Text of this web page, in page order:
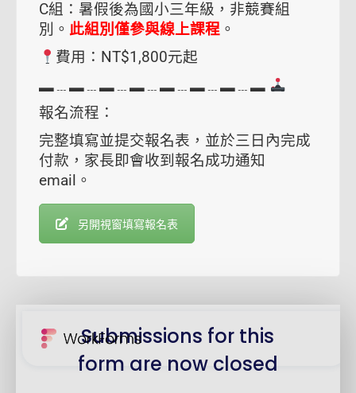
C組：暑假後為國小三年級，非競賽組
別。 此組別僅參與線上課程 。
費用：NT$1,800元起
▂﹍▂﹍▂﹍▂﹍▂﹍▂﹍▂﹍▂
報名流程：
完整填寫並提交報名表，並於三日內完成
付款，家長即會收到報名成功通知
email。
另開視窗填寫報名表